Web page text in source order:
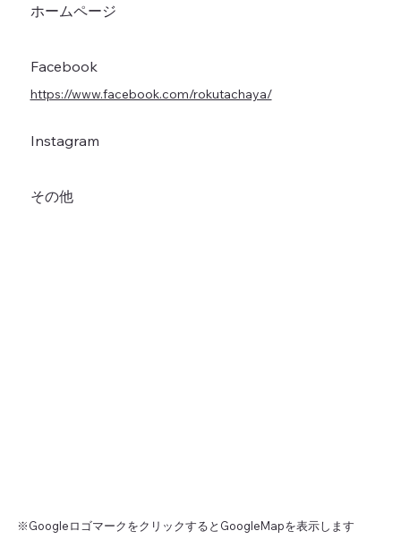
ホームページ
Facebook
https://www.facebook.com/rokutachaya/
Instagram
その他
※GoogleロゴマークをクリックするとGoogleMapを表示します